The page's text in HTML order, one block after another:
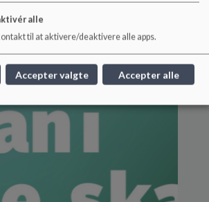
elever pr. klasse .
alle
til at aktivere/deaktivere alle apps.
Accepter valgte Accepter alle